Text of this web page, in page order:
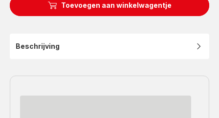
Toevoegen aan winkelwagentje
Beschrijving